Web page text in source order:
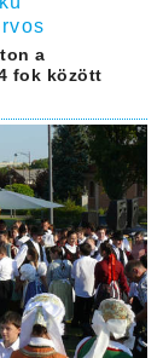
a
fok között